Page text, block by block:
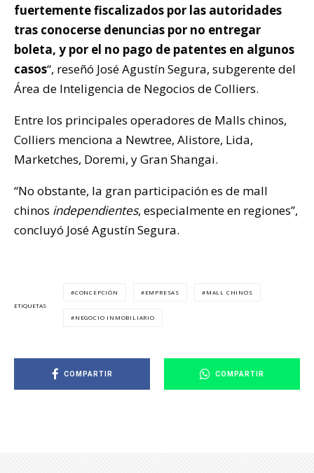
fuertemente fiscalizados por las autoridades
tras conocerse denuncias por no entregar
boleta, y por el no pago de patentes en algunos
casos“, reseñó José Agustín Segura, subgerente del
Área de Inteligencia de Negocios de Colliers.
Entre los principales operadores de Malls chinos,
Colliers menciona a Newtree, Alistore, Lida,
Marketches, Doremi, y Gran Shangai.
“No obstante, la gran participación es de mall
chinos independientes, especialmente en regiones”,
concluyó José Agustín Segura.
ETIQUETAS
CONCEPCIÓN EMPRESAS MALL CHINOS
NEGOCIO INMOBILIARIO
COMPARTIR COMPARTIR